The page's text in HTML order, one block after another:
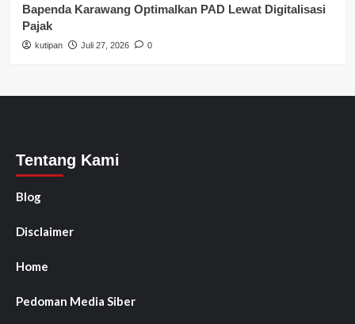
Bapenda Karawang Optimalkan PAD Lewat Digitalisasi
Pajak
kutipan Juli 27, 2026 0
Tentang Kami
Blog
Disclaimer
Home
Pedoman Media Siber